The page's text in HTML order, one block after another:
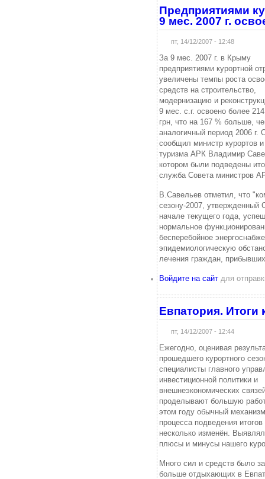
Предприятиями
9 мес. 2007 г.
пт, 14/12/2007 - 12:48
За 9 мес. 2007 г. в Крыму
предприятиями курортной
увеличены темпы роста
средств на строительство,
модернизацию и
9 мес. с.г. освоено более
грн, что на 167 % больше,
аналогичный период 2006 г.
сообщил министр курортов и
туризма АРК Владимир
котором были подведены
служба Совета министров
В.Савельев отметил, что
сезону-2007, утвержденный
начале текущего года,
нормальное
бесперебойное
эпидемиологическую
лечения граждан,
Войдите на сайтдля
Евпатория. Итоги
пт, 14/12/2007 - 12:44
Ежегодно, оценивая
прошедшего курортного
специалисты главного
инвестиционной политики и
внешнеэкономических
проделывают большую
этом году обычный механизм
процесса подведения
несколько изменён.
плюсы и минусы нашего
Много сил и средств было
больше отдыхающих в